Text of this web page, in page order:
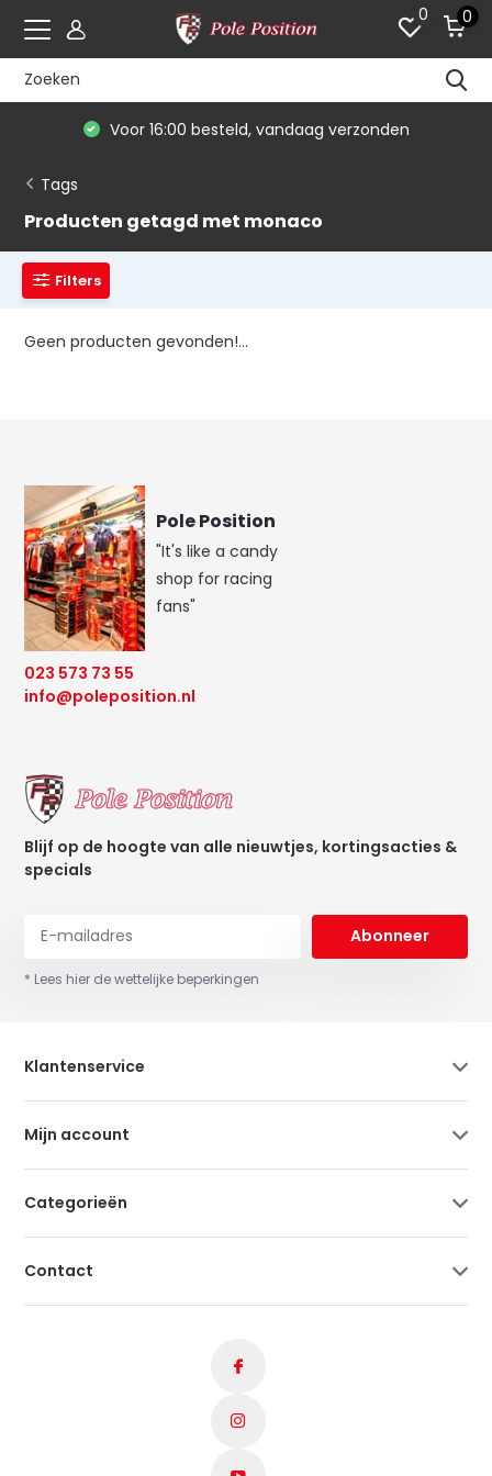
0 0
Voor 16:00 besteld, vandaag verzonden
Tags
Producten getagd met monaco
Filters
Geen producten gevonden!...
Pole Position
"It's like a candy
shop for racing
fans"
023 573 73 55
info@poleposition.nl
Blijf op de hoogte van alle nieuwtjes, kortingsacties &
specials
Abonneer
* Lees hier de wettelijke beperkingen
Klantenservice
Mijn account
Categorieën
Contact